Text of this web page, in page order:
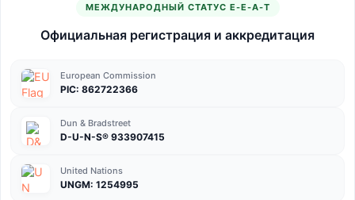
МЕЖДУНАРОДНЫЙ СТАТУС E-E-A-T
Официальная регистрация и аккредитация
European Commission
PIC: 862722366
Dun & Bradstreet
D-U-N-S® 933907415
United Nations
UNGM: 1254995